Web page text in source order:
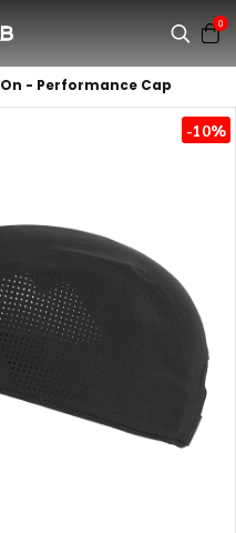
0
On - Performance Cap
-10%